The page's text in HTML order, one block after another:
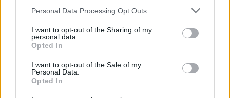
Personal Data Processing Opt Outs
I want to opt-out of the Sharing of my
personal data.
Opted In
I want to opt-out of the Sale of my
Personal Data.
Opted In